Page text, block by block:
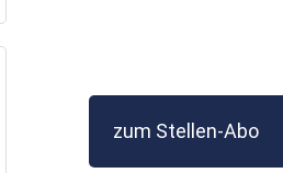
zum Stellen-Abo